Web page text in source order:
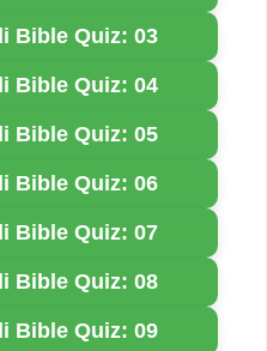
Bible Quiz: 03
Bible Quiz: 04
Bible Quiz: 05
Bible Quiz: 06
Bible Quiz: 07
Bible Quiz: 08
Bible Quiz: 09